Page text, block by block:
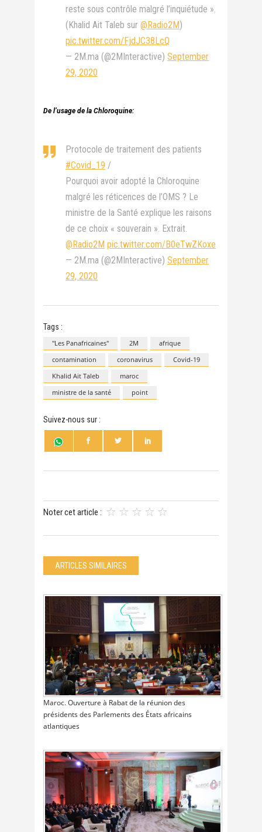
reste sous contrôle malgré l’inquiétude ».
(Khalid Ait Taleb sur @Radio2M)
pic.twitter.com/FjdJC38LcQ
— 2M.ma (@2MInteractive) September
29, 2020
De l’usage de la Chloroquine:
Protocole de traitement des patients
#Covid_19 /
Pourquoi avoir adopté la Chloroquine
malgré les réticences de l’OMS ? Le
ministre de la Santé explique les raisons
de ce choix « souverain ». Extrait.
@Radio2M pic.twitter.com/B0eTwZKoxe
— 2M.ma (@2MInteractive) September
29, 2020
Tags :
"Les Panafricaines" 2M
afrique
contamination
coronavirus
Covid-19
Khalid Ait Taleb
maroc
ministre de la santé
point
Suivez-nous sur :
Noter cet article :
ARTICLES SIMILAIRES
Maroc. Ouverture à Rabat de la réunion des
présidents des Parlements des États africains
atlantiques